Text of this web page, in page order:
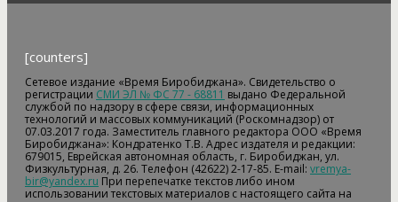
[counters]
Сетевое издание «Время Биробиджана». Свидетельство о
регистрации СМИ ЭЛ № ФС 77 - 68811 выдано Федеральной
службой по надзору в сфере связи, информационных
технологий и массовых коммуникаций (Роскомнадзор) от
07.03.2017 года. Заместитель главного редактора ООО «Время
Биробиджана»: Кондратенко Т.В. Адрес издателя и редакции:
679015, Еврейская автономная область, г. Биробиджан, ул.
Физкультурная, д. 26. Телефон (42622) 2-17-85. E-mail: vremya-
bir@yandex.ru При перепечатке текстов либо ином
использовании текстовых материалов с настоящего сайта на